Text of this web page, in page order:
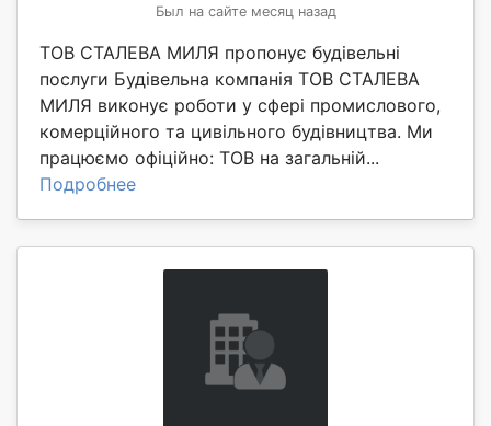
Был на сайте месяц назад
ТОВ СТАЛЕВА МИЛЯ пропонує будівельні
послуги Будівельна компанія ТОВ СТАЛЕВА
МИЛЯ виконує роботи у сфері промислового,
комерційного та цивільного будівництва. Ми
працюємо офіційно: ТОВ на загальній...
Подробнее